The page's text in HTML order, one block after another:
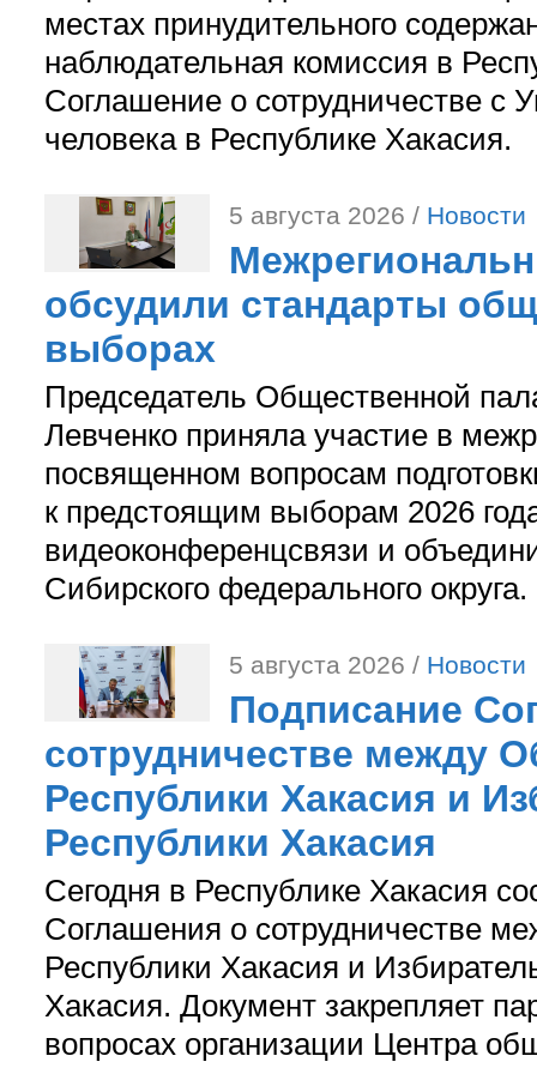
местах принудительного
наблюдательная комиссия в
Соглашение о сотрудничестве с
человека в Республике Хакасия.
5 августа 2026 / Новости
обсудили стандарты
выборах
Председатель Общественной
Левченко приняла участие в
посвященном вопросам
к предстоящим выборам 2026
видеоконференцсвязи и
Сибирского федерального округа.
5 августа 2026 / Новости
Подписание
сотрудничестве между
Республики Хакасия и
Республики Хакасия
Сегодня в Республике Хакасия
Соглашения о сотрудничестве
Республики Хакасия и
Хакасия. Документ закрепляет
вопросах организации Центра